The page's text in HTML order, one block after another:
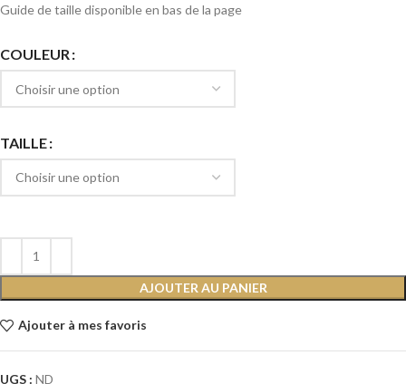
Guide de taille disponible en bas de la page
COULEUR
TAILLE
AJOUTER AU PANIER
Ajouter à mes favoris
UGS : ND